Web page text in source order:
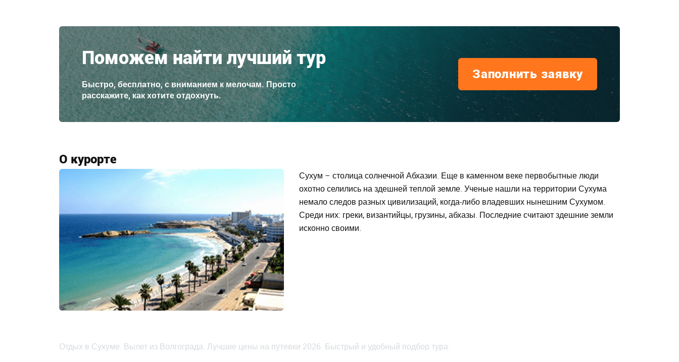
Поможем найти лучший тур
Быстро, бесплатно, с вниманием к мелочам. Просто
расскажите, как хотите отдохнуть.
Заполнить заявку
О курорте
Сухум – столица солнечной Абхазии. Еще в каменном веке первобытные люди
охотно селились на здешней теплой земле. Ученые нашли на территории Сухума
немало следов разных цивилизаций, когда-либо владевших нынешним Сухумом.
Среди них: греки, византийцы, грузины, абхазы. Последние считают здешние земли
исконно своими.
Отдых в Сухуме. Вылет из Волгограда. Лучшие цены на путевки 2026. Быстрый и удобный подбор тура.